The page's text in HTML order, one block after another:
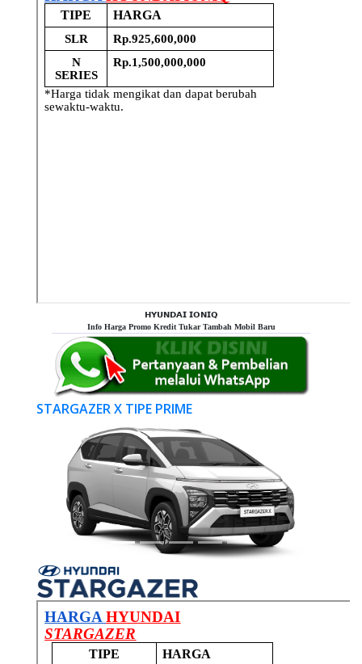
𝗛𝗬𝗨𝗡𝗗𝗔𝗜 𝗜𝗢𝗡𝗜𝗤
Info Harga Promo Kredit Tukar Tambah Mobil Baru
STARGAZER X TIPE PRIME
Previous